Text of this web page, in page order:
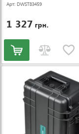
Арт: DWST83459
1 327 грн.